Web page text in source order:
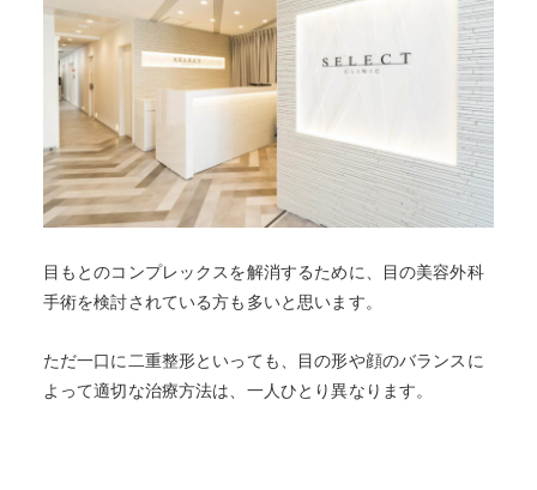
目もとのコンプレックスを解消するために、目の美容外科
手術を検討されている方も多いと思います。
ただ一口に二重整形といっても、目の形や顔のバランスに
よって適切な治療方法は、一人ひとり異なります。